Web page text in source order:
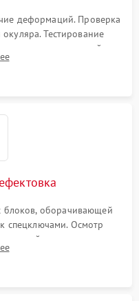
деформаций. Проверка
Тестирование
кольца отстройки
сколов, внутренних
блоков, оборачивающей
спецключами. Осмотр
пружин и
люфта, смещения